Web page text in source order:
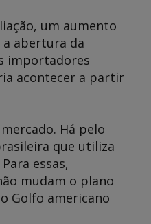
um aumento
abertura da
importadores
acontecer a partir
Há pelo
que utiliza
essas,
mudam o plano
Golfo americano